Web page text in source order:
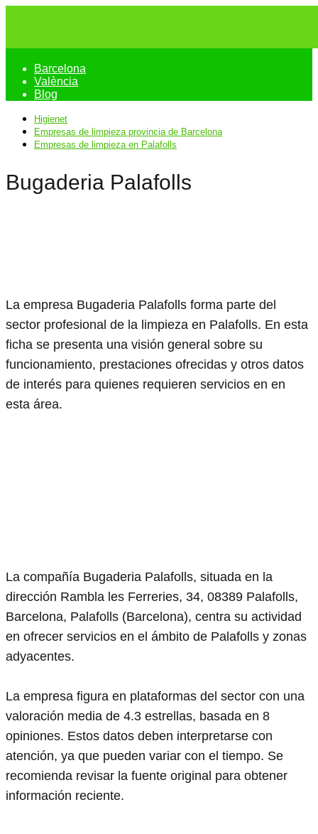
Barcelona
València
Blog
Higienet
Empresas de limpieza provincia de Barcelona
Empresas de limpieza en Palafolls
Bugaderia Palafolls
La empresa Bugaderia Palafolls forma parte del
sector profesional de la limpieza en Palafolls. En esta
ficha se presenta una visión general sobre su
funcionamiento, prestaciones ofrecidas y otros datos
de interés para quienes requieren servicios en en
esta área.
La compañía Bugaderia Palafolls, situada en la
dirección Rambla les Ferreries, 34, 08389 Palafolls,
Barcelona, Palafolls (Barcelona), centra su actividad
en ofrecer servicios en el ámbito de Palafolls y zonas
adyacentes.
La empresa figura en plataformas del sector con una
valoración media de 4.3 estrellas, basada en 8
opiniones. Estos datos deben interpretarse con
atención, ya que pueden variar con el tiempo. Se
recomienda revisar la fuente original para obtener
información reciente.